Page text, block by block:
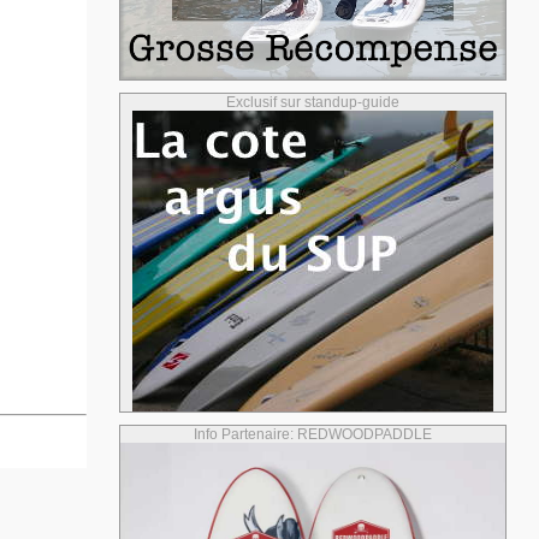
Exclusif sur standup-guide
Info Partenaire: REDWOODPADDLE